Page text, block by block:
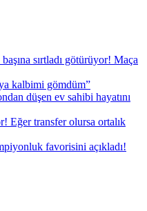
sırtladı götürüyor! Maça
kalbimi gömdüm”
düşen ev sahibi hayatını
Eğer transfer olursa ortalık
favorisini açıkladı!